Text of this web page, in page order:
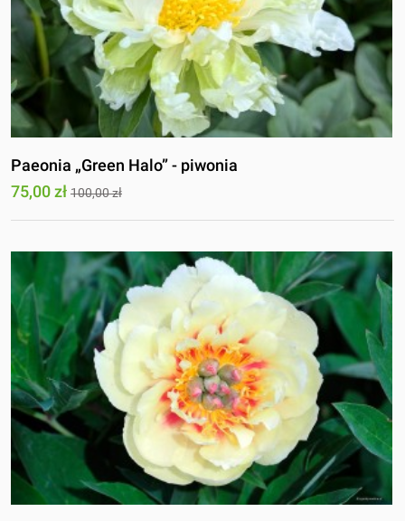
Paeonia „Green Halo” - piwonia
75,00 zł 100,00 zł